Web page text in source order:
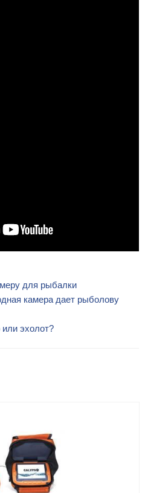
для рыбалки
камера дает рыболову
эхолот?